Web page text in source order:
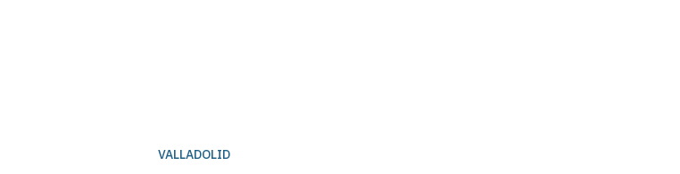
VALLADOLID